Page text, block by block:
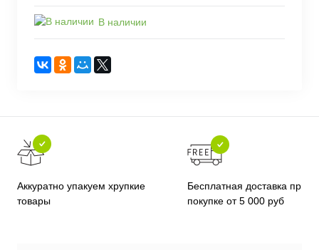
В наличии
Аккуратно упакуем хрупкие
товары
Бесплатная доставка при
покупке от 5 000 руб